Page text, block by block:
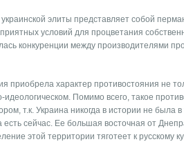
элиты представляет собой
условий для процветания
конкуренции между производителями
приобрела характер противостояния не
Помимо всего, такое
т.к. Украина никогда в истории не была в
сейчас. Ее большая восточная от
этой территории тяготеет к русскому